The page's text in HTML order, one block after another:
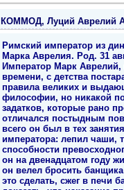
КОММОД, Луций Аврелий
Римский император из
Марка Аврелия. Род. 31
Император Марк
времени, с детства
правила великих и
философии, но никакой
задатков, которые рано
отличался постыдным
всего он был в тех
императора: лепил чаши,
способности
он на двенадцатом году
он велел бросить
это сделать, сжег в печи